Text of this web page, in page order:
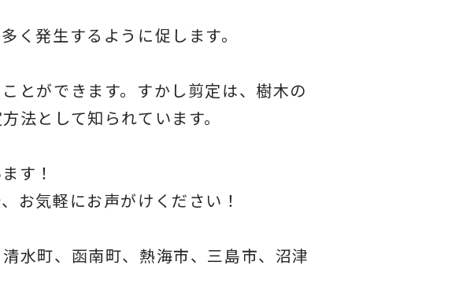
く発生するように促します。
とができます。すかし剪定は、樹木の
法として知られています。
す！
お気軽にお声がけください！
水町、函南町、熱海市、三島市、沼津